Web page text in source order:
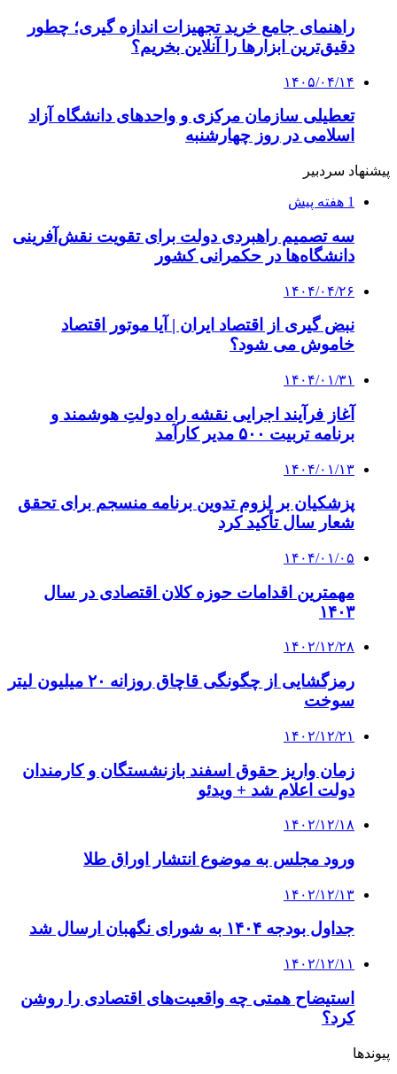
راهنمای جامع خرید تجهیزات اندازه گیری؛ چطور
دقیق‌ترین ابزارها را آنلاین بخریم؟
۱۴۰۵/۰۴/۱۴
تعطیلی سازمان مرکزی و واحدهای دانشگاه آزاد
اسلامی در روز چهارشنبه
پیشنهاد سردبیر
1 هفته پیش
سه تصمیم راهبردی دولت برای تقویت نقش‌آفرینی
دانشگاه‌ها در حکمرانی کشور
۱۴۰۴/۰۴/۲۶
نبض گیری از اقتصاد ایران | آیا موتور اقتصاد
خاموش می شود؟
۱۴۰۴/۰۱/۳۱
آغاز فرآیند اجرایی نقشه راه دولتِ هوشمند و
برنامه تربیت ۵۰۰ مدیر کارآمد
۱۴۰۴/۰۱/۱۳
پزشکیان بر لزوم تدوین برنامه منسجم برای تحقق
شعار سال تأکید کرد
۱۴۰۴/۰۱/۰۵
مهمترین اقدامات حوزه کلان اقتصادی در سال
۱۴۰۳
۱۴۰۲/۱۲/۲۸
رمزگشایی از چگونگی قاچاق روزانه ۲۰ میلیون لیتر
سوخت
۱۴۰۲/۱۲/۲۱
زمان واریز حقوق اسفند بازنشستگان و کارمندان
دولت اعلام شد + ویدئو
۱۴۰۲/۱۲/۱۸
ورود مجلس به موضوع انتشار اوراق طلا
۱۴۰۲/۱۲/۱۳
جداول بودجه ۱۴۰۴ به شورای نگهبان ارسال شد
۱۴۰۲/۱۲/۱۱
استیضاح همتی چه واقعیت‌های اقتصادی را روشن
کرد؟
پیوندها